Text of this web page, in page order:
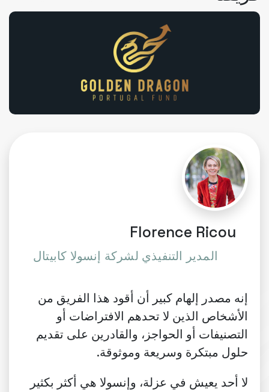
Florence Ricou
المدير التنفيذي لشركة إنسولا كابيتال
إنه مصدر إلهام كبير أن أقود هذا الفريق من
الأشخاص الذين لا تحدهم الافتراضات أو
التصنيفات أو الحواجز، والقادرين على تقديم
حلول مبتكرة وسريعة وموثوقة.
لا أحد يعيش في عزلة، وإنسولا هي أكثر بكثير